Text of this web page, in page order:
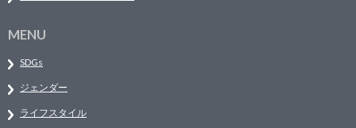
MENU
SDGs
ジェンダー
ライフスタイル